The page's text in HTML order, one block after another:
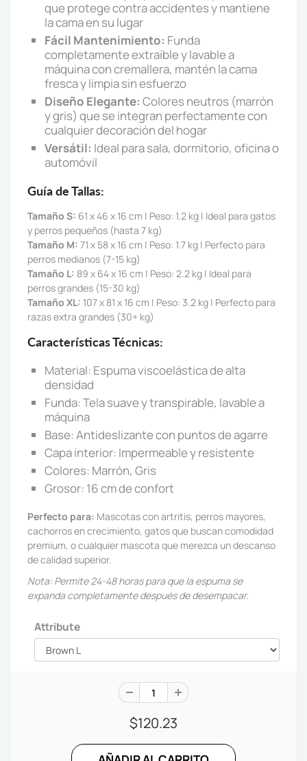
que protege contra accidentes y mantiene
la cama en su lugar
Fácil Mantenimiento: Funda
completamente extraíble y lavable a
máquina con cremallera, mantén la cama
fresca y limpia sin esfuerzo
Diseño Elegante: Colores neutros (marrón
y gris) que se integran perfectamente con
cualquier decoración del hogar
Versátil: Ideal para sala, dormitorio, oficina o
automóvil
Guía de Tallas:
Tamaño S: 61 x 46 x 16 cm | Peso: 1.2 kg | Ideal para gatos
y perros pequeños (hasta 7 kg)
Tamaño M: 71 x 58 x 16 cm | Peso: 1.7 kg | Perfecto para
perros medianos (7-15 kg)
Tamaño L: 89 x 64 x 16 cm | Peso: 2.2 kg | Ideal para
perros grandes (15-30 kg)
Tamaño XL: 107 x 81 x 16 cm | Peso: 3.2 kg | Perfecto para
razas extra grandes (30+ kg)
Características Técnicas:
Material: Espuma viscoelástica de alta
densidad
Funda: Tela suave y transpirable, lavable a
máquina
Base: Antideslizante con puntos de agarre
Capa interior: Impermeable y resistente
Colores: Marrón, Gris
Grosor: 16 cm de confort
Perfecto para: Mascotas con artritis, perros mayores,
cachorros en crecimiento, gatos que buscan comodidad
premium, o cualquier mascota que merezca un descanso
de calidad superior.
Nota: Permite 24-48 horas para que la espuma se
expanda completamente después de desempacar.
Attribute
$120.23